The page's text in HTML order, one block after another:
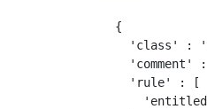
{
'class' :
'comment'
  'rule' : [